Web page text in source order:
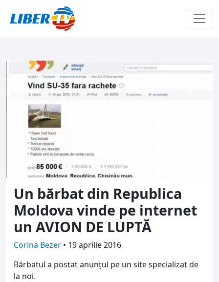
Un bărbat din Republica
Moldova vinde pe internet
un AVION DE LUPTĂ
Corina Bezer • 19 aprilie 2016
Bărbatul a postat anunțul pe un site specializat de
la noi.